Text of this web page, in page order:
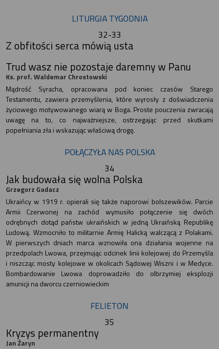
LITURGIA TYGODNIA
32-33
Z obfitości serca mówią usta
Trud wasz nie pozostaje daremny w Panu
Ks. prof. Waldemar Chrostowski
Mądrość Syracha, opracowana pod koniec czasów Starego
Testamentu, zawiera przemyślenia, które wyrosły z doświadczenia
życiowego motywowanego wiarą w Boga. Proste pouczenia zwracają
uwagę na to, co najważniejsze, ostrzegając przed skutkami
popełniania zła i wskazując właściwą drogę.
POŁĄCZYŁA NAS POLSKA
34
Jak budowała się wolna Polska
Grzegorz Gadacz
Ukraińcy w 1919 r. opierali się także naporowi bolszewików. Parcie
Armii Czerwonej na zachód wymusiło połączenie się dwóch
odrębnych dotąd państw ukraińskich w jedną Ukraińską Republikę
Ludową. Wzmocniło to militarnie Armię Halicką walczącą z Polakami.
W pierwszych dniach marca wznowiła ona działania wojenne na
przedpolach Lwowa, przejmując odcinek linii kolejowej do Przemyśla
i niszcząc mosty kolejowe w okolicach Sądowej Wiszni i w Medyce.
Bombardowanie Lwowa doprowadziło do olbrzymiej eksplozji
amunicji na dworcu czerniowieckim
FELIETON
35
Kryzys permanentny
Jan Żaryn